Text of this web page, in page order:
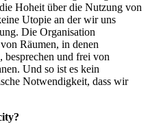
Hoheit über die Nutzung von
Utopie an der wir uns
Die Organisation
Räumen, in denen
besprechen und frei von
Und so ist es kein
Notwendigkeit, dass wir